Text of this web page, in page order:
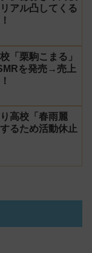
アル凸してくる
「栗駒こまる」
を発売→売上
高校「春雨麗
るため活動休止